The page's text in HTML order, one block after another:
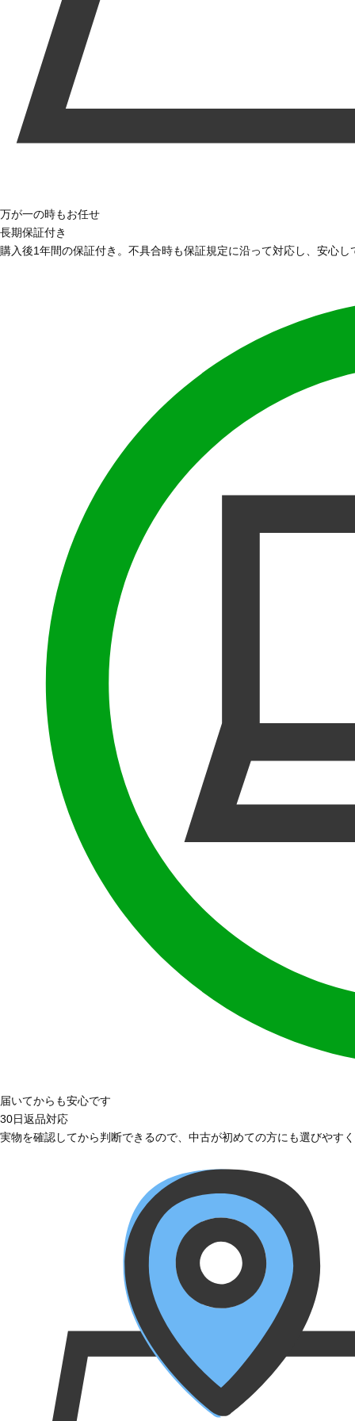
万が一の時もお任せ
長期保証付き
購入後1年間の保証付き。不具合時も保証規定に沿って対応し、安心
届いてからも安心です
30日返品対応
実物を確認してから判断できるので、中古が初めての方にも選びやす